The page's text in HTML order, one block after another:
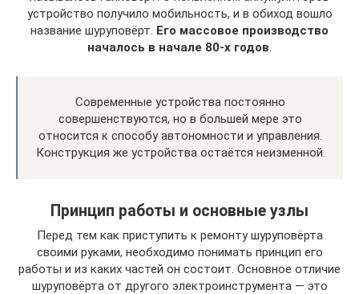
устройство получило мобильность, и в обиход вошло
название шуруповёрт. Его массовое производство
началось в начале 80-х годов.
Современные устройства постоянно
совершенствуются, но в большей мере это
относится к способу автономности и управления.
Конструкция же устройства остаётся неизменной.
Принцип работы и основные узлы
Перед тем как приступить к ремонту шуруповёрта
своими руками, необходимо понимать принцип его
работы и из каких частей он состоит. Основное отличие
шуруповёрта от другого электроинструмента — это